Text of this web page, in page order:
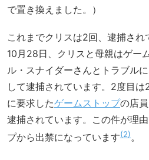
で置き換えました。）
これまでクリスは2回、逮捕され
10月28日、クリスと母親はゲー
ル・スナイダーさんとトラブル
して逮捕されています。2度目は
に要求したゲームストップの店
逮捕されています。この件が理
プから出禁になっています 2 。